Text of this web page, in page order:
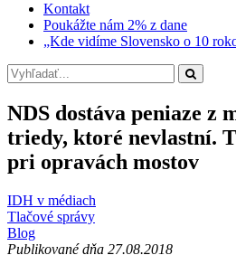
Kontakt
Poukážte nám 2% z dane
„Kde vidíme Slovensko o 10
NDS dostáva peniaze z
triedy, ktoré nevlastní.
pri opravách mostov
IDH v médiach
Tlačové správy
Blog
Publikované dňa 27.08.2018